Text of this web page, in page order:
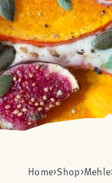
Home Shop Mehle